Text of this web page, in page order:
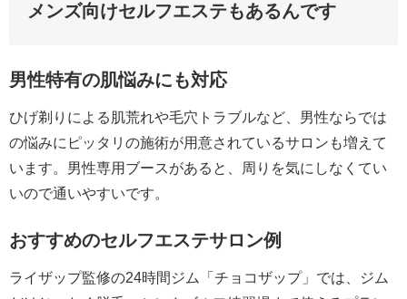
メンズ向けセルフエステもあるんです
男性特有の肌悩みにも対応
ひげ剃りによる肌荒れや毛穴トラブルなど、男性ならでは
の悩みにピッタリの施術が用意されているサロンも増えて
います。男性専用ブースがあると、周りを気にしなくてい
いので通いやすいです。
おすすめのセルフエステサロン例
ライザップ監修の24時間ジム「チョコザップ」では、ジム